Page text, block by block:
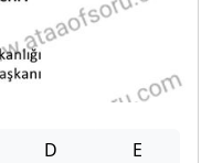
D E